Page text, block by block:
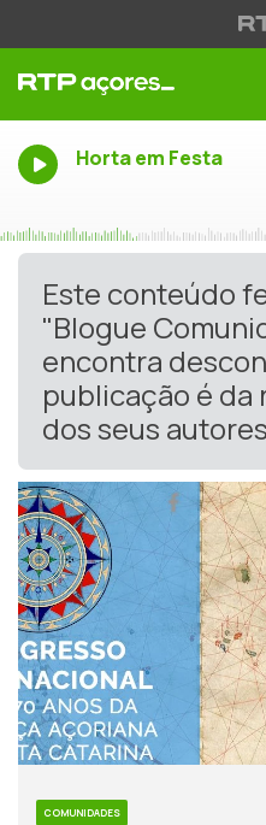
Horta em Festa
Este conteúdo
"Blogue
encontra
publicação é
dos seus
COMUNIDADES